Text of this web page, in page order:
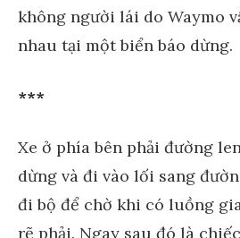
không người lái do Waymo
nhau tại một biển báo dừng.
***
Xe ở phía bên phải đường
dừng và đi vào lối sang
đi bộ để chờ khi có luồng
rẽ phải. Ngay sau đó là